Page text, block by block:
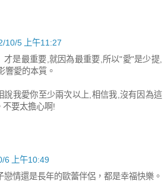
10/5 上午11:27
才是最重要,就因為最重要,所以"愛"是少提,
響愛的本質。
說我愛你至少兩次以上,相信我,沒有因為這
不要太擔心啊!
6 上午10:49
戀情還是長年的歐蕾伴侶，都是幸福快樂。